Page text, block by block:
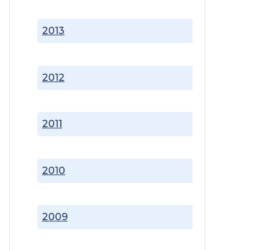
2009
2010
2011
2012
2013